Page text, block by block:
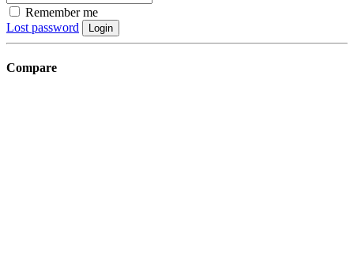
Remember me
Lost password
Login
Compare